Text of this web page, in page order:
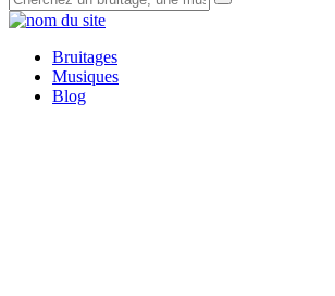
Bruitages
Musiques
Blog